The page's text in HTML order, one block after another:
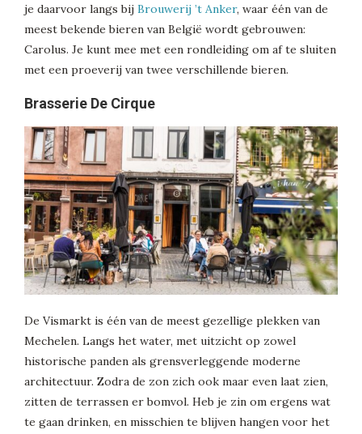
je daarvoor langs bij Brouwerij ’t Anker, waar één van de
meest bekende bieren van België wordt gebrouwen:
Carolus. Je kunt mee met een rondleiding om af te sluiten
met een proeverij van twee verschillende bieren.
Brasserie De Cirque
De Vismarkt is één van de meest gezellige plekken van
Mechelen. Langs het water, met uitzicht op zowel
historische panden als grensverleggende moderne
architectuur. Zodra de zon zich ook maar even laat zien,
zitten de terrassen er bomvol. Heb je zin om ergens wat
te gaan drinken, en misschien te blijven hangen voor het